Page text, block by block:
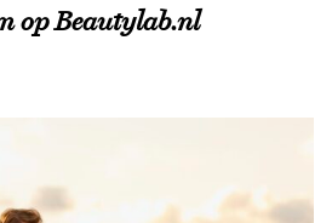
op Beautylab.nl